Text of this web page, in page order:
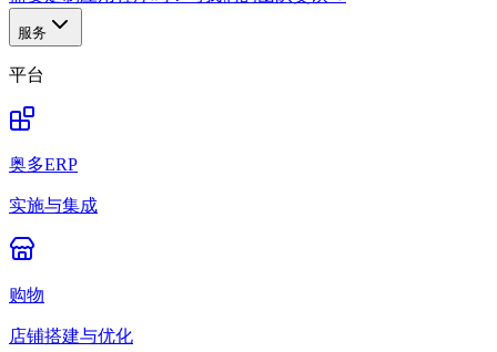
服务
平台
奥多ERP
实施与集成
购物
店铺搭建与优化